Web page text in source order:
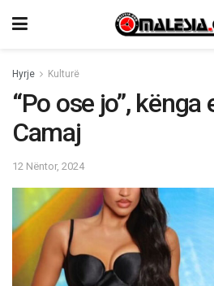
Hyrje Kulturë
“Po ose jo”, kënga
Camaj
12 Nëntor, 2024